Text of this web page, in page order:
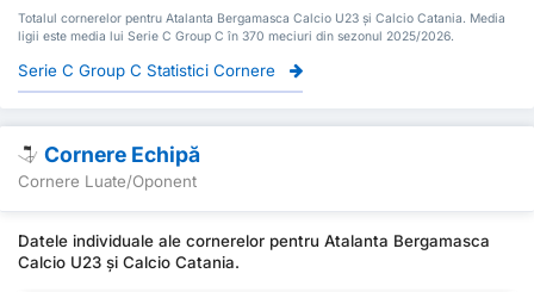
Totalul cornerelor pentru Atalanta Bergamasca Calcio U23 și Calcio Catania. Media
ligii este media lui Serie C Group C în 370 meciuri din sezonul 2025/2026.
Serie C Group C Statistici Cornere
Cornere Echipă
Cornere Luate/Oponent
Datele individuale ale cornerelor pentru Atalanta Bergamasca
Calcio U23 și Calcio Catania.